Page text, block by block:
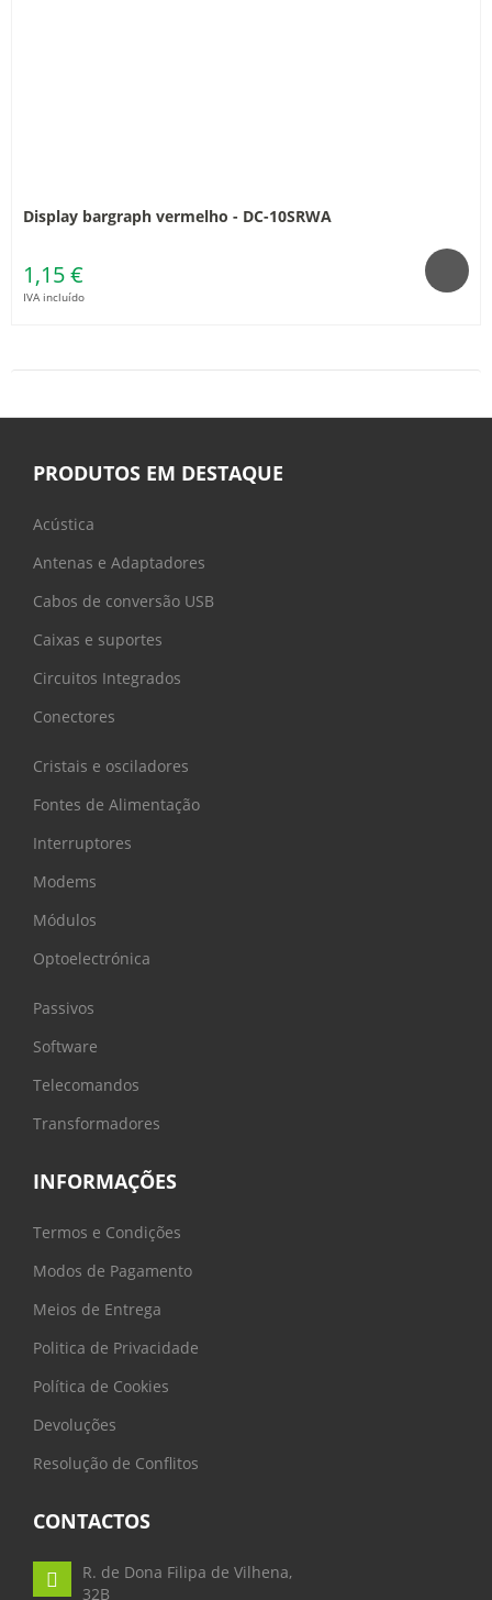
Display bargraph vermelho - DC-10SRWA
1,15 €
IVA incluído
PRODUTOS EM DESTAQUE
Acústica
Antenas e Adaptadores
Cabos de conversão USB
Caixas e suportes
Circuitos Integrados
Conectores
Cristais e osciladores
Fontes de Alimentação
Interruptores
Modems
Módulos
Optoelectrónica
Passivos
Software
Telecomandos
Transformadores
INFORMAÇÕES
Termos e Condições
Modos de Pagamento
Meios de Entrega
Politica de Privacidade
Política de Cookies
Devoluções
Resolução de Conflitos
CONTACTOS
R. de Dona Filipa de Vilhena,
32B